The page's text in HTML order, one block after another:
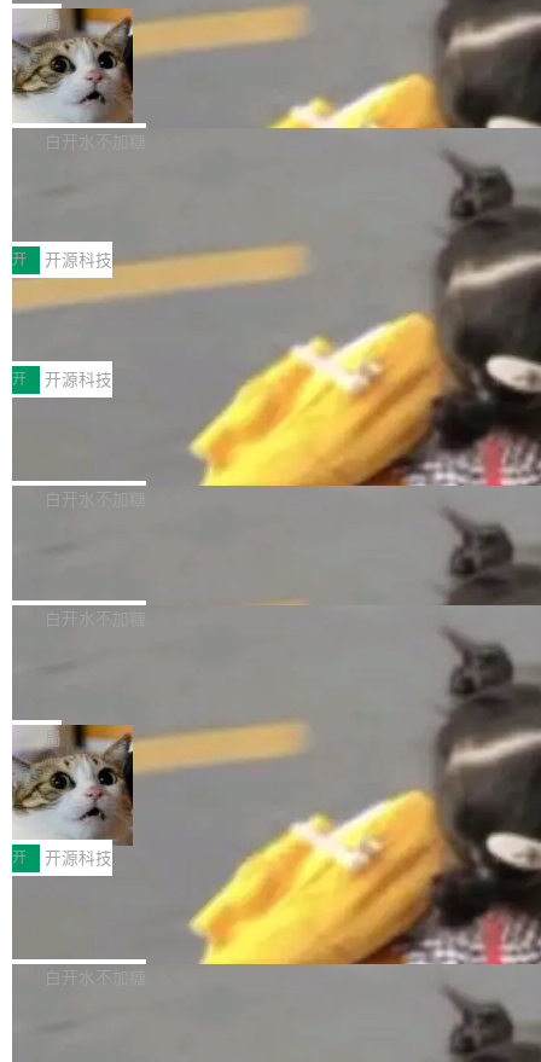
一在人才争夺战中失血的公司。六月，Google
连失两员大将：Noam Shazeer 去了 Op...
er HE-AAC 960 解码 (DAB+) transpose_cuda
filter 添加 AMF Frame Rate Converter (vf_frc
_amf) filter SMPTE 2094-50 元数据支持和直
通 ProRes RAW VideoToolbox 硬件加速器 AP
V ...
Code 在 X 上发帖：「DeepSeek Flash did 8T
tokens on August 1st. 5T of free usage + 3T
on OpenCode Go.」79.8 万次浏览，连带着 #
DeepSeek一天消耗了8万亿# 上了微博热搜——
注意这是 OpenCode 一家的消耗。 OpenCode
不完。」5T 来自免费额度，3T 来自 Go...
局
NetBSD 11.0 正式发布
NetBSD 11.0 现已正式发布，这是 NetBSD 操
作系统的第十八个主要版本。 自 NetBSD 10.1
ve JH71XX 的设备，例如 VisionFive 2、PINE
64 STAR64，以及 QEMU。 增强了对 POSIX.1
-2024 和 C23 编程接口标准的兼容性。 compat
_linux(8) 增强了对 Linux 系统调用的支持，包
括 epoll（围绕 kqueue 实现）、POSIX 消息队
列、...
白开水不加糖
案
享会在上海举办。鸿蒙生态的全场景智慧营销平
台鲸鸿动能协同华为游戏中心，面向游戏行业开
发者及生态伙伴，系统呈现了平台在游戏领域的
完整能力版图——从IAP高价值用户的全周期经
营、到IAA游戏的“买变一体”正循环、再到联运与
广告协同的全链路经营闭环，以及面向全球市场
的出海增长布局。 华为终端云业务商业化销售负
责人在开场致辞中表示，游戏开发者的核心诉求
已不再是“多一个投放渠道”，而是一套能够持续
高质量游戏...
开 开源科技
技嘉X3D系列再添新成员 B850 AORU
面向AMD Ryzen X3D处理器玩家，技嘉X3D系
列主板阵容迎来新成员——B850 AORUS ELITE
X3D。作为面向主流高性能平台打造的全新主板
产品，B850 AORUS ELITE X3D延续技嘉在X3
D平台优化上的技术积累，旨在为游戏玩家带来
更稳定、更高效的装机选择。 B850 AORUS ELI
式2.0，可根据不同使用场景释放处理器潜力，
开 开源科技
Zadig v5.0 发布：AI 发布专员与 AI 审
我们团队这几天最大的卡点不是 AI 写得不够
好，是 AI 写得太好了。 好到审查排期从两天的
过 1528 名开发者，85% 说 AI 把瓶颈从写代码
白开水不加糖
数据库，有一个图形后端。作为一个原生的 Gra
布，具体更新内容包括： feat(zero)：Zero 现
支持 --security superflag（token=...;whitelist
=...），与 Alpha 版本的格式一致，并据此对其
管理 HTTP 端点进行授权。 <blockquote> <p>
<span><strong>警告：</strong>&nbsp;Zero
的 admin ...
白开水不加糖
块钱的玩意儿——一根小竹签，一个竹筒，一头
系着涂了松香的线。甩起来，竹膜震动，发出“哇
——哇”的蝉鸣声。实物越来越难找了，有开发者
把它做成了 Web 玩具，放在 zhuzhiliao.imsai.c
c 上，并在 GitHub 开源。 玩法很简单：按住屏
幕画圈，或者直接甩手机。页面会实时显示转速
（圈/秒），声音来自真实竹知了录音的 1.72 秒
采样，无缝循环。音频解码失败时，还有一套合
成兜底——锯齿波振荡器模拟脉冲，并联带通共
局
30倍效率升级：解锁医学影像数据要素
价值化的真实路径
完成一例腹部CT影像标注，张医生过去需要约1
20个小时。他必须在数百张连续影像上，一笔一
笔勾画边界，一层一层识别肌肉组织。如今，使
用东软飞标医学影像标注平台，同样的工作缩短
至4小时，效率提升30倍。 这组数字背后，改变
的不只是速度，而是把医学影像转化为AI能力的
开 开源科技
Apache Dubbo-go v3.3.2 正式发布
这个版本面向生产环境，重心在内核稳定性。我
们彻底收敛了旧配置体系，扩展了 Triple 协议与
白开水不加糖